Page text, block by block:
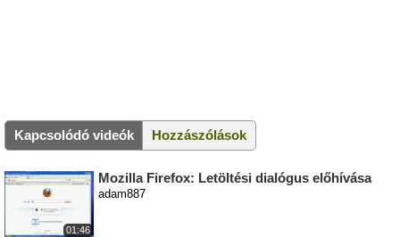
Kapcsolódó videók Hozzászólások
01:46
Mozilla Firefox: Letöltési dialógus előhívása
adam887